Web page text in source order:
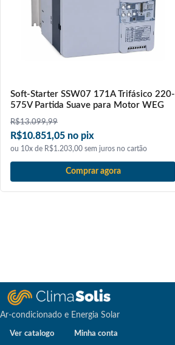
Soft-Starter SSW07 171A Trifásico 220-
575V Partida Suave para Motor WEG
R$13.099,99
R$10.851,05 no pix
ou 10x de R$1.203,00 sem juros no cartão
Comprar agora
Ar-condicionado e Energia Solar
Ver catalogo Minha conta